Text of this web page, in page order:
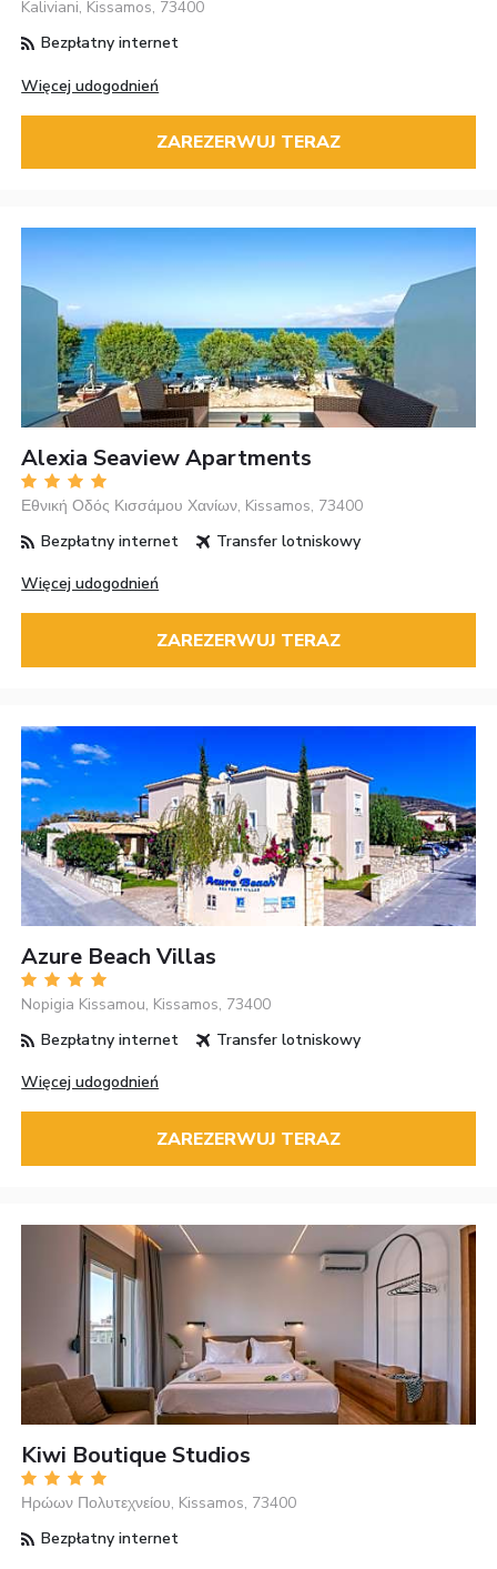
Kaliviani, Kissamos, 73400
Bezpłatny internet
Więcej udogodnień
ZAREZERWUJ TERAZ
Alexia Seaview Apartments
Εθνική Οδός Κισσάμου Χανίων, Kissamos, 73400
Bezpłatny internet
Transfer lotniskowy
Więcej udogodnień
ZAREZERWUJ TERAZ
Azure Beach Villas
Nopigia Kissamou, Kissamos, 73400
Bezpłatny internet
Transfer lotniskowy
Więcej udogodnień
ZAREZERWUJ TERAZ
Kiwi Boutique Studios
Ηρώων Πολυτεχνείου, Kissamos, 73400
Bezpłatny internet